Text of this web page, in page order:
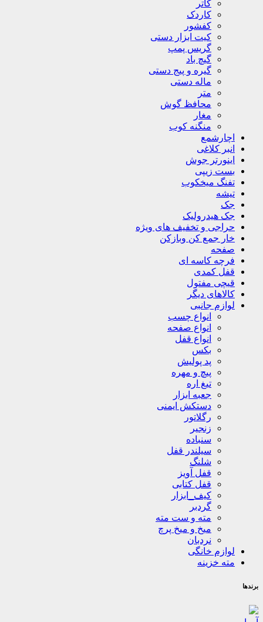
کاتر
کاردک
کفشور
کیت ابزار دستی
گریس پمپ
گیچ باد
گیره و پیج دستی
ماله دستی
متر
محافظ گوش
مغار
منگنه کوب
اچارشمع
انبر کلاغی
اینورتر جوش
بست زیپی
تفنگ میخکوب
تیشه
جک
جک هیدرولیک
حراجی و تخفیف های ویژه
خار جمع کن وبازکن
صفحه
فرچه کاسه ای
قفل کمدی
قیچی مفتول
کالاهای دیگر
لوازم جانبی
انواع چسب
انواع صفحه
انواع قفل
بکس
پد پولیش
پیچ و مهره
تیغ اره
جعبه ابزار
دستکش ایمنی
رگلاتور
زنجیر
سنباده
سیلندر قفل
شلنگ
قفل آویز
قفل کتابی
کیف_ابزار
گردبر
مته و ست مته
میخ و میخ پرچ
نردبان
لوازم خانگی
مته خزینه
برندها